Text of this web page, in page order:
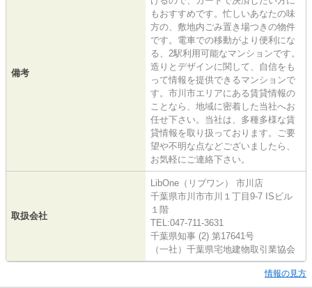
備考
もおすすめです。忙しいあなたの味
方の、敷地内ごみ置き場つきの物件
です。電車での移動がより便利にな
る、2駅利用可能なマンションです。
造りとデザインに関して、自信をも
って情報を提供できるマンションで
す。市川市エリアにある賃貸情報の
ことなら、地域に密着した当社へお
任せ下さい。当社は、多種多様な賃
貸情報を取り扱っております。ご要
望や不明な点などございましたら、
お気軽にご連絡下さい。
取扱会社
LibOne（リブワン） 市川店
千葉県市川市市川１丁目9-7 ISビル
１階
TEL:047-711-3631
千葉県知事 (2) 第17641号
（一社）千葉県宅地建物取引業協会
情報の見方